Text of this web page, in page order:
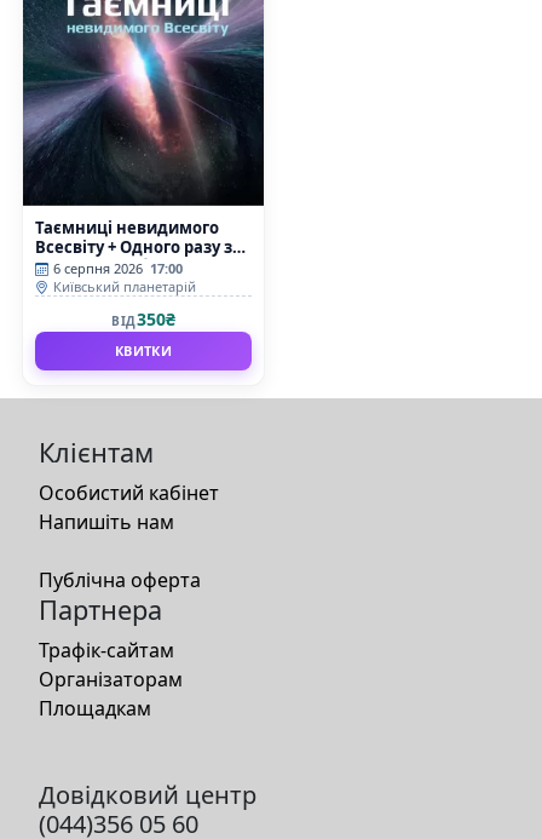
Таємниці невидимого
Всесвіту + Одного разу за
Великого Вибуху
(Київський планетарій)
6 серпня 2026 17:00
Київський планетарій
ВІД350₴
КВИТКИ
Клієнтам
Особистий кабінет
Напишіть нам
Публічна оферта
Партнера
Трафік-сайтам
Організаторам
Площадкам
Довідковий центр
(044)356 05 60